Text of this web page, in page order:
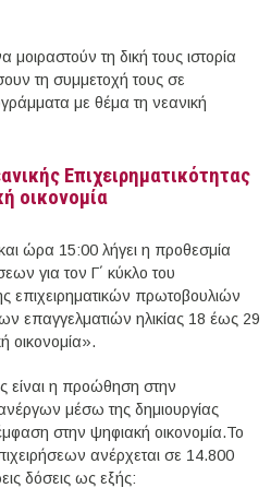
μοιραστούν τη δική τους ιστορία
τη συμμετοχή τους σε
με θέμα τη νεανική
Επιχειρηματικότητας
οικονομία
ώρα 15:00 λήγει η προθεσμία
για τον Γ΄ κύκλο του
επιχειρηματικών πρωτοβουλιών
επαγγελματιών ηλικίας 18 έως 29
οικονομία».​
είναι η προώθηση στην
μέσω της δημιουργίας
στην ψηφιακή οικονομία.Το
ανέρχεται σε 14.800
δόσεις ως εξής: